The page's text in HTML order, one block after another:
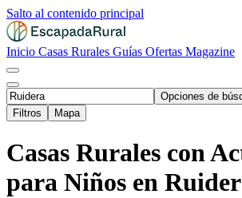
Salto al contenido principal
Inicio Casas Rurales Guías Ofertas Magazine
Opciones de
Filtros
Mapa
Casas Rurales con
para Niños en